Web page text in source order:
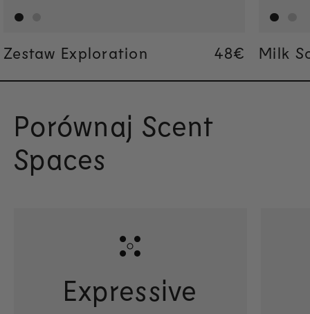
Zestaw Exploration Regular
48€
Regular
48€ Milk
Porównaj Scent
Spaces
Expressive